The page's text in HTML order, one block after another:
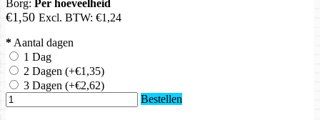
Borg: Per hoeveelheid
€1,50 Excl. BTW: €1,24
* Aantal dagen
1 Dag
2 Dagen (+€1,35)
3 Dagen (+€2,62)
Bestellen